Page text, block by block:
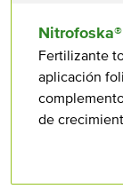
Fertilizante
aplicación
de